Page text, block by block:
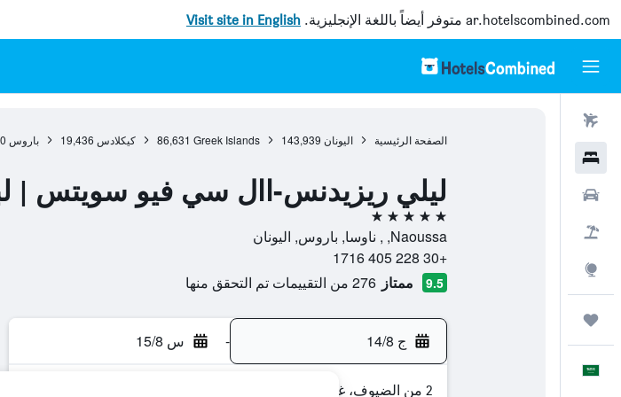
ar.hotelscombined.com متوفر أيضاً باللغة الإنجليزية. Visit site in English
الصفحة الرئيسية اليونان 143,939
Greek Islands
86,631 كيكلادس 19,436 باروس
ليلي ريزيدنس-اال سي فيو سويتس |
5 نجوم
Naoussa, , ناوسا, باروس, اليونان
+30 228 405 1716
9.5 ممتاز 276 من التقييمات تم التحقق منها
ج 14/8 - س 15/8
2 من الضيوف، غرفة واحدة